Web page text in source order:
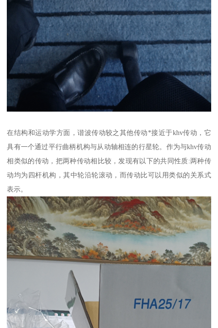
在结构和运动学方面，谐波传动较之其他传动*接近于khv传动，它
具有一个通过平行曲柄机构与从动轴相连的行星轮。作为与khv传动
相类似的传动，把两种传动相比较，发现有以下的共同性质:两种传
动均为四杆机构，其中轮沿轮滚动，而传动比可以用类似的关系式
表示。